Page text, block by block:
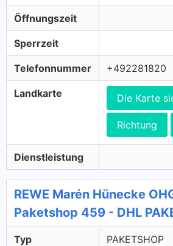
Öffnungszeit
Sperrzeit
Telefonnummer +492281820
Landkarte Die Karte
Richtung
Dienstleistung
REWE Marén Hünecke
Paketshop 459 - DHL
Typ PAKETSHOP